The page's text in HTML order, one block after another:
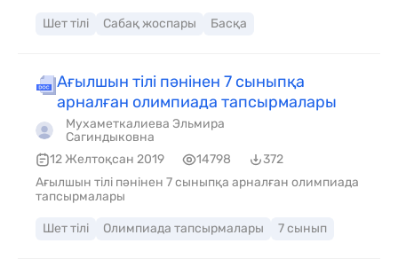
Шет тілі
Сабақ жоспары Басқа
Ағылшын тілі пәнінен 7 сыныпқа
арналған олимпиада тапсырмалары
Мухаметкалиева Эльмира
Сагиндыковна
12 Желтоқсан 2019
14798
372
Ағылшын тілі пәнінен 7 сыныпқа арналған олимпиада
тапсырмалары
Шет тілі Олимпиада тапсырмалары 7 сынып